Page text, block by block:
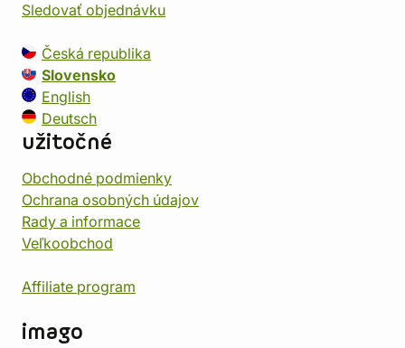
Sledovať objednávku
Česká republika
Slovensko
English
Deutsch
užitočné
Obchodné podmienky
Ochrana osobných údajov
Rady a informace
Veľkoobchod
Affiliate program
imago